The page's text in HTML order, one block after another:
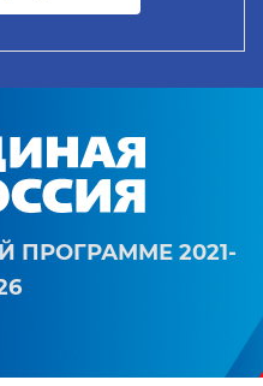
ПРОГРАММЕ 2021-